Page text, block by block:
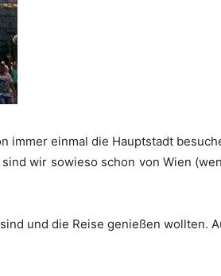
immer einmal die Hauptstadt
wir sowieso schon von Wien
und die Reise genießen wollten.